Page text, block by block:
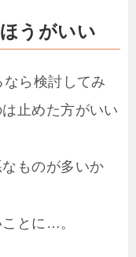
うがいい
ら検討してみ
止めた方がいい
ものが多いか
とに…。